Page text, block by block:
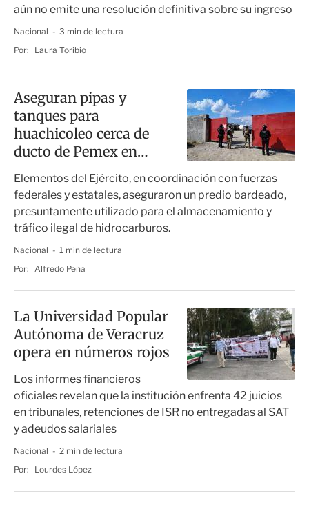
aún no emite una resolución definitiva sobre su ingreso
Nacional
3 min de lectura
Por:
Laura Toribio
Aseguran pipas y
tanques para
huachicoleo cerca de
ducto de Pemex en
Elementos del Ejército, en coordinación con fuerzas
federales y estatales, aseguraron un predio bardeado,
presuntamente utilizado para el almacenamiento y
tráfico ilegal de hidrocarburos.
Nacional
1 min de lectura
Por:
Alfredo Peña
La Universidad Popular
Autónoma de Veracruz
opera en números rojos
Los informes financieros
oficiales revelan que la institución enfrenta 42 juicios
en tribunales, retenciones de ISR no entregadas al SAT
y adeudos salariales
Nacional
2 min de lectura
Por:
Lourdes López